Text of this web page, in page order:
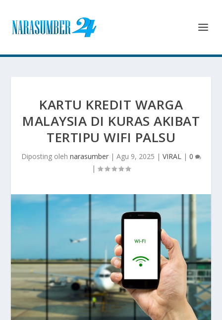
KARTU KREDIT WARGA
MALAYSIA DI KURAS AKIBAT
TERTIPU WIFI PALSU
Diposting oleh narasumber| Agu 9, 2025 | VIRAL| 0
|